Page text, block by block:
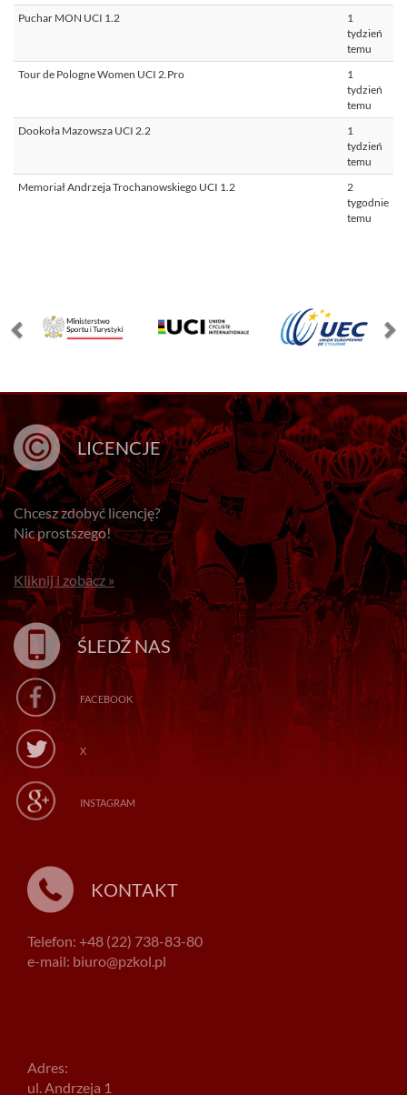
Puchar MON UCI 1.2
1
tydzień
temu
Tour de Pologne Women UCI 2.Pro
1
tydzień
temu
Dookoła Mazowsza UCI 2.2
1
tydzień
temu
Memoriał Andrzeja Trochanowskiego UCI 1.2
2
tygodnie
temu
LICENCJE
Chcesz zdobyć licencję?
Nic prostszego!
Kliknij i zobacz »
ŚLEDŹ NAS
FACEBOOK
X
INSTAGRAM
KONTAKT
Telefon: +48 (22) 738-83-80
e-mail: biuro@pzkol.pl
Adres:
ul. Andrzeja 1